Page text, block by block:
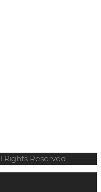
Rights Reserved